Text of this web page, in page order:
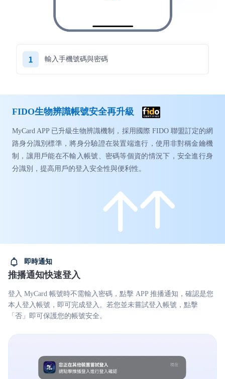
輸入手機號碼與密碼
FIDO生物辨識帳號安全再升級
MyCard APP 已升級生物辨識機制，採用國際 FIDO 聯盟訂定的網
路身分識別標準，將身分驗證在裝置端進行，使用非對稱金鑰機
制，讓用戶能在不輸入帳號、密碼等個資的情況下，安全進行身
分識別，提高用戶的登入安全性與便利性。
即時通知
推播通知快速登入
登入 MyCard 帳號時不需輸入密碼，點擊 APP 推播通知，確認是您
本人登入帳號，即可完成登入。若您並未嘗試登入帳號，點擊
「否」即可保護您的帳號安全。